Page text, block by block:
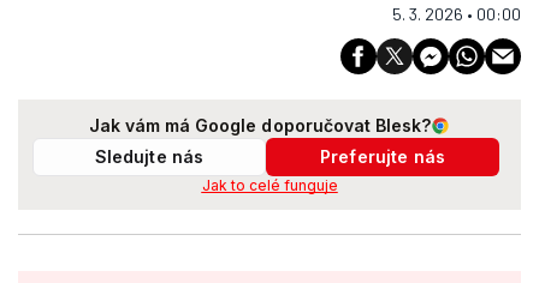
5. 3. 2026 • 00:00
Jak vám má Google doporučovat Blesk?
Sledujte nás
Preferujte nás
Jak to celé funguje